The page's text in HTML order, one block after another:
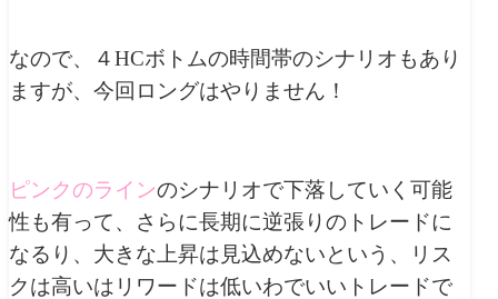
なので、４HCボトムの時間帯のシナリオもあり
ますが、今回ロングはやりません！
ピンクのラインのシナリオで下落していく可能
性も有って、さらに長期に逆張りのトレードに
なるり、大きな上昇は見込めないという、リス
クは高いはリワードは低いわでいいトレードで